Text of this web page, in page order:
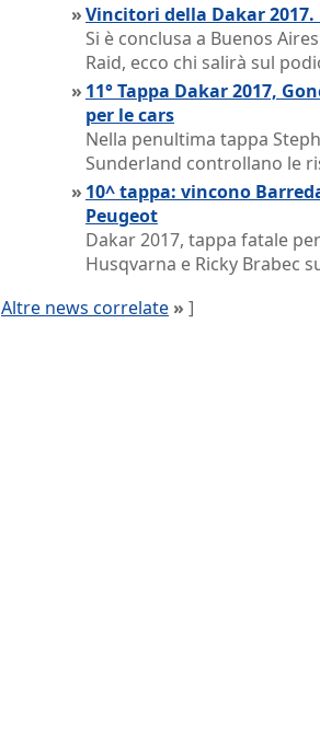
»Vincitori della Dakar 2017.
Si è conclusa a Buenos
Raid, ecco chi salirà sul
» 11° Tappa Dakar 2017,
per le cars
Nella penultima tappa
Sunderland controllano le
» 10^ tappa: vincono
Peugeot
Dakar 2017, tappa fatale
Husqvarna e Ricky Brabec
Altre news correlate » ]